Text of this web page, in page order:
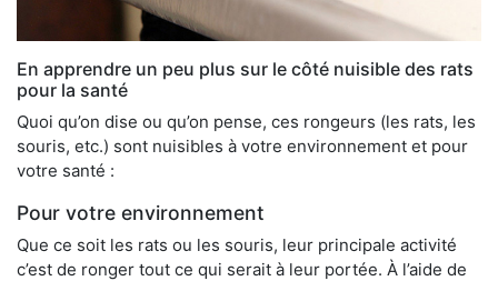
En apprendre un peu plus sur le côté nuisible des rats
pour la santé
Quoi qu’on dise ou qu’on pense, ces rongeurs (les rats, les
souris, etc.) sont nuisibles à votre environnement et pour
votre santé :
Pour votre environnement
Que ce soit les rats ou les souris, leur principale activité
c’est de ronger tout ce qui serait à leur portée. À l’aide de